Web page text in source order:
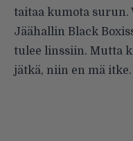
taitaa kumota surun.
Jäähallin Black
tulee linssiin. Mutta
jätkä, niin en mä itke.